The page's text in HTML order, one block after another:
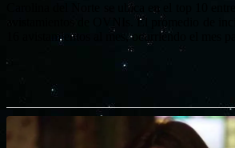
Carolina del Norte se ubica en el top 10
avistamientos de OVNIs. El promedio de
16 avistamientos al mes, ocurriendo el mes